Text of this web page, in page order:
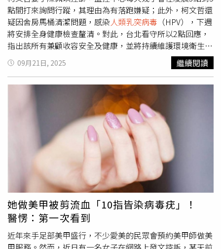
點間打來詢問行蹤，其理由為有落跑嫌疑；此外，柯文哲還
疑因舍房馬桶清潔問題，感染 人類乳突病毒 （HPV），下週
將安排全身健康檢查釐清。對此，台北看守所以2點回應，
指出該所有兼顧收容安全及健康，並將持續維護環境衛生。
台北地院於15日二度裁定柯文哲、台北市議員應曉薇分別以
7000萬及3000萬進行交保。而陳佩琪20日在臉書發文透
露，柯文哲原本就有的腺樣體肥大導致睡眠品質不佳，在他
回家後更惡化了，「現在每天半夜幾乎都有監控中心打電話
來查行蹤，印象中除有次是晚上11點外， 幾乎都是清晨3、
4、 5點打電話，理由是收訊不良，有落跑嫌疑。」陳佩琪
讓柯文哲睡到臥室大床最靠窗邊處，感覺這樣收訊會較好，
但還是沒明顯作用。她說，「白天除了那次大家都知道的出
庭時、約早上11點，監控中心打電話來查行蹤、還惹了審判
長極度不高興外，白天收訊都沒問題，到了晚上才會出現訊
號不良。」導致夫妻倆隔天都變熊貓眼， 柯文哲還因免疫
系統不良長了帶狀泡疹，所幸自己是醫生會診斷， 第一時
間就去藥房買抗病毒藥，希望別留下神經炎疼痛的後遺症。
此外，陳佩琪表示，柯文哲在北所內沒手機、也看不到臀部
出現的傷口，他自己摸病灶感覺有硬硬的一顆，就自我診斷
是verruca（疣），而這是HPV病毒感染所導致的良性皮膚
09月21日, 2025 繼續閱讀
她做美甲被剪流血「10指皆染病毒疣」！
醫愣：第一次看到
近年來手足部美甲盛行，不少愛美的民眾會預約美甲師做美